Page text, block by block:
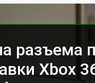
разъема
Xbox